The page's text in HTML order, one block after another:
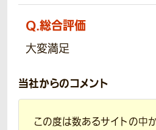
Q.総合評価
大変満足
当社からのコメント
この度は数あるサイトの中